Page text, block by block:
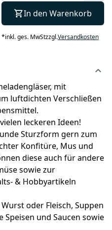
In den Warenkorb
*inkl. ges. MwStzzgl.Versandkosten
mit
luftdichten Verschließen
leckeren Ideen!
Sturzform gern zum
Konfitüre, Mus und
diese auch für andere
sowie zur
& Hobbyartikeln
oder Fleisch, Suppen
und Saucen sowie